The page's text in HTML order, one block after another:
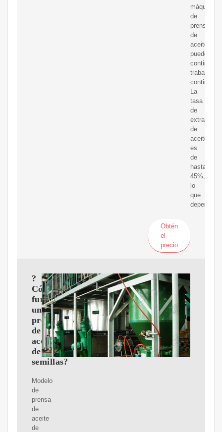
máquina
de
prensa
de
aceite
puede
continuar
trabajo
continuo
La
tasa
de
extracción
de
aceite
es
de
hasta
45%,
lo
que
depende
Obtén
el
precio
?
Cómo
funciona
una
prensa
de
aceite
de
semillas?
Modelo
de
prensa
de
aceite
de